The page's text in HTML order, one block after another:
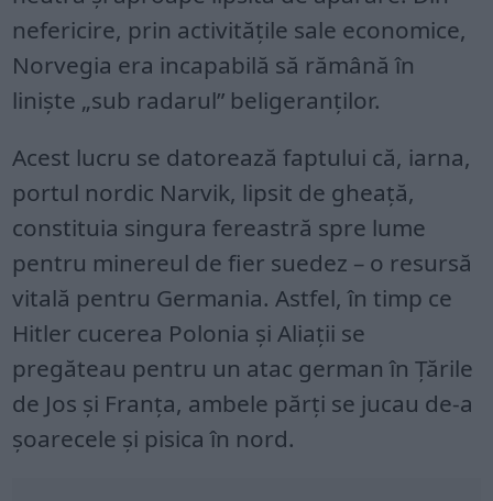
nefericire, prin activitățile sale economice,
Norvegia era incapabilă să rămână în
liniște „sub radarul” beligeranților.
Acest lucru se datorează faptului că, iarna,
portul nordic Narvik, lipsit de gheață,
constituia singura fereastră spre lume
pentru minereul de fier suedez – o resursă
vitală pentru Germania. Astfel, în timp ce
Hitler cucerea Polonia și Aliații se
pregăteau pentru un atac german în Țările
de Jos și Franța, ambele părți se jucau de-a
șoarecele și pisica în nord.